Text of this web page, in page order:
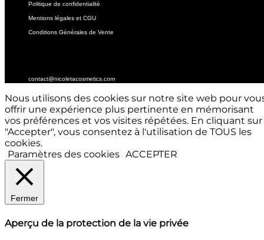
Politique de confidentialité
Mentions légales et CGU
Conditions Générales de Vente
contact@nicoletacosmetics.com
Nous utilisons des cookies sur notre site web pour
offrir une expérience plus pertinente en mémorisant
vos préférences et vos visites répétées. En cliquant sur
"Accepter", vous consentez à l'utilisation de TOUS les
cookies.
Paramètres des cookies ACCEPTER
Fermer
Aperçu de la protection de la vie privée